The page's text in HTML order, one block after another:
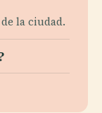
la ciudad.